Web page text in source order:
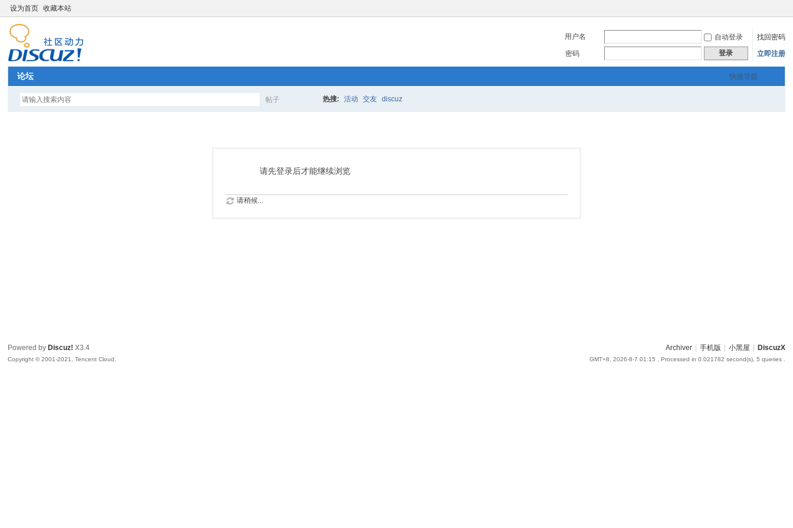
设为首页 收藏本站
用户名 自动登录
找回密码
密码
登录 立即注册
快捷导航
论坛
帖子
索
热搜: 活动 交友 discuz
请先登录后才能继续浏览
请稍候...
Archiver 手机版 小黑屋 DiscuzX
GMT+8, 2026-8-7 01:15 , Processed in 0.021782 second(s), 5 queries .
Powered by Discuz! X3.4
Copyright © 2001-2021, Tencent Cloud.